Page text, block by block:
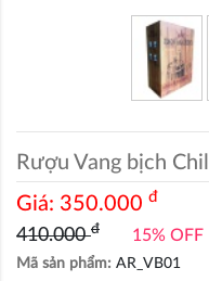
Rượu Vang bịch
Giá: 350.000 đ
410.000đ 15% OFF
Mã sản phẩm: AR_VB01